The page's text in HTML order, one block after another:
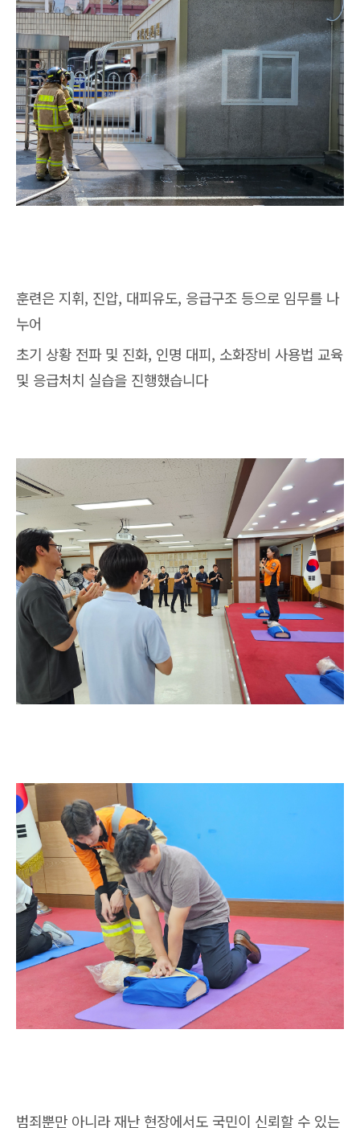
훈련은 지휘, 진압, 대피유도, 응급구조 등으로 임무를 나
누어
초기 상황 전파 및 진화, 인명 대피, 소화장비 사용법 교육
및 응급처치 실습을 진행했습니다
범죄뿐만 아니라 재난 현장에서도 국민이 신뢰할 수 있는